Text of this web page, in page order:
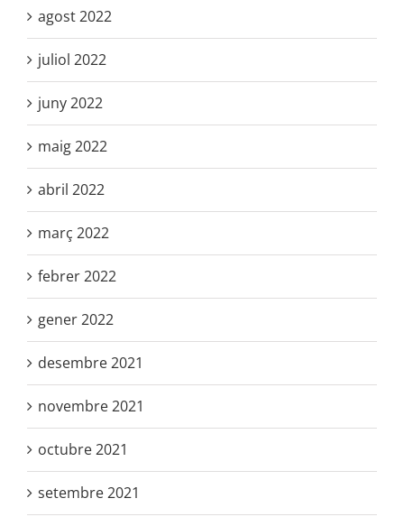
agost 2022
juliol 2022
juny 2022
maig 2022
abril 2022
març 2022
febrer 2022
gener 2022
desembre 2021
novembre 2021
octubre 2021
setembre 2021